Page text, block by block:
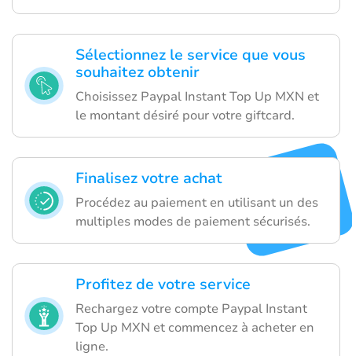
Sélectionnez le service que vous
souhaitez obtenir
Choisissez Paypal Instant Top Up MXN et
le montant désiré pour votre giftcard.
Finalisez votre achat
Procédez au paiement en utilisant un des
multiples modes de paiement sécurisés.
Profitez de votre service
Rechargez votre compte Paypal Instant
Top Up MXN et commencez à acheter en
ligne.